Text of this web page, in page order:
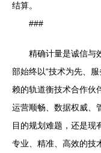
结算。
###
精确计量是诚信与
部始终以“技术为先、
赖的轨道衡技术合作伙
运营顺畅、数据权威、
目的规划难题，还是现
专业、精准、高效的技